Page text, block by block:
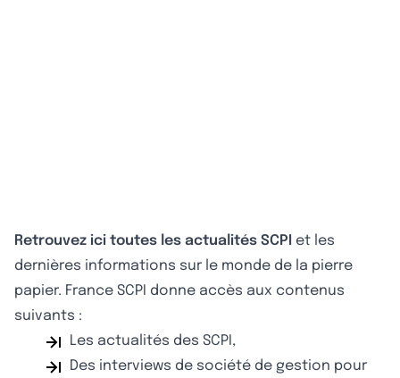
Retrouvez ici toutes les actualités SCPI et les
dernières informations sur le monde de la pierre
papier. France SCPI donne accès aux contenus
suivants :
Les actualités des SCPI,
Des interviews de société de gestion pour